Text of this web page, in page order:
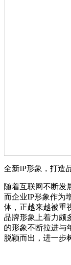
全新IP形象，打造
随着互联网不断发
而企业IP形象作为
体，正越来越被重
品牌形象上着力颇
的形象不断拉进与
脱颖而出，进一步